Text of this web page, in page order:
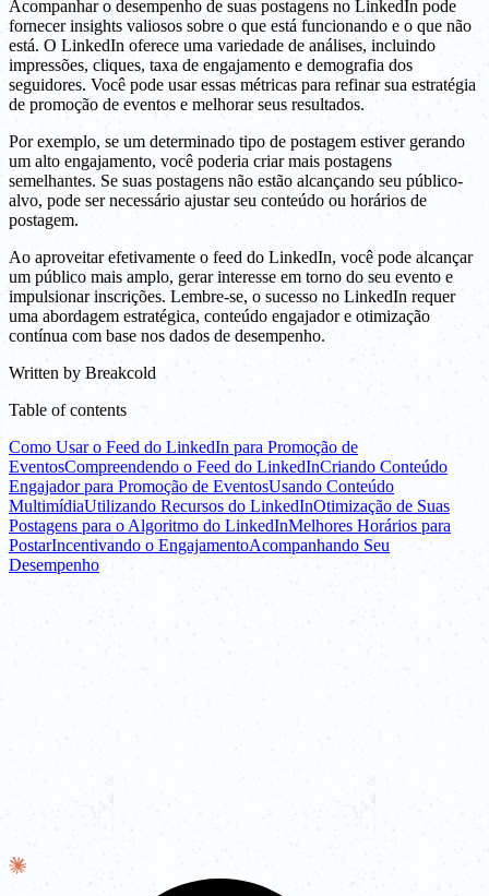
Acompanhar o desempenho de suas postagens no LinkedIn pode
fornecer insights valiosos sobre o que está funcionando e o que não
está. O LinkedIn oferece uma variedade de análises, incluindo
impressões, cliques, taxa de engajamento e demografia dos
seguidores. Você pode usar essas métricas para refinar sua estratégia
de promoção de eventos e melhorar seus resultados.
Por exemplo, se um determinado tipo de postagem estiver gerando
um alto engajamento, você poderia criar mais postagens
semelhantes. Se suas postagens não estão alcançando seu público-
alvo, pode ser necessário ajustar seu conteúdo ou horários de
postagem.
Ao aproveitar efetivamente o feed do LinkedIn, você pode alcançar
um público mais amplo, gerar interesse em torno do seu evento e
impulsionar inscrições. Lembre-se, o sucesso no LinkedIn requer
uma abordagem estratégica, conteúdo engajador e otimização
contínua com base nos dados de desempenho.
Written by Breakcold
Table of contents
Como Usar o Feed do LinkedIn para Promoção de
EventosCompreendendo o Feed do LinkedInCriando Conteúdo
Engajador para Promoção de EventosUsando Conteúdo
MultimídiaUtilizando Recursos do LinkedInOtimização de Suas
Postagens para o Algoritmo do LinkedInMelhores Horários para
PostarIncentivando o EngajamentoAcompanhando Seu
Desempenho